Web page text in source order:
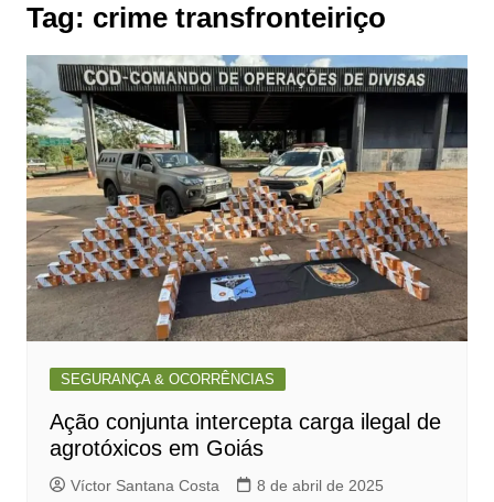
Tag: crime transfronteiriço
SEGURANÇA & OCORRÊNCIAS
Ação conjunta intercepta carga ilegal de
agrotóxicos em Goiás
Víctor Santana Costa
8 de abril de 2025